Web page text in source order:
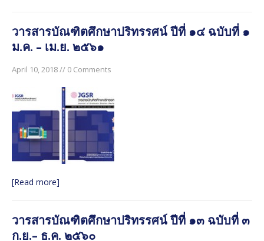
วารสารบัณฑิตศึกษาปริทรรศน์ ปีที่ ๑๔ ฉบับที่ ๑
ม.ค. – เม.ย. ๒๕๖๑
April 10, 2018 // 0 Comments
[Read more]
วารสารบัณฑิตศึกษาปริทรรศน์ ปีที่ ๑๓ ฉบับที่ ๓
ก.ย.– ธ.ค. ๒๕๖๐